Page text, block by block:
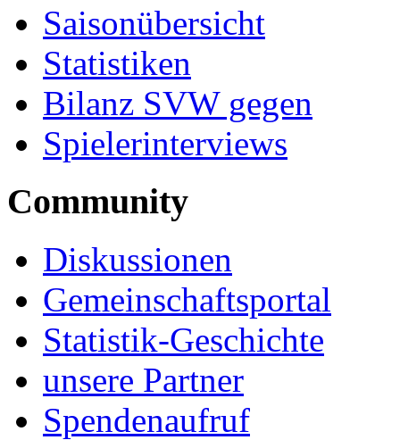
Saisonübersicht
Statistiken
Bilanz SVW gegen
Spielerinterviews
Community
Diskussionen
Gemeinschaftsportal
Statistik-Geschichte
unsere Partner
Spendenaufruf